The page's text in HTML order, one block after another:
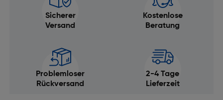
Sicherer
Versand
Kostenlose
Beratung
Problemloser
Rückversand
2-4 Tage
Lieferzeit